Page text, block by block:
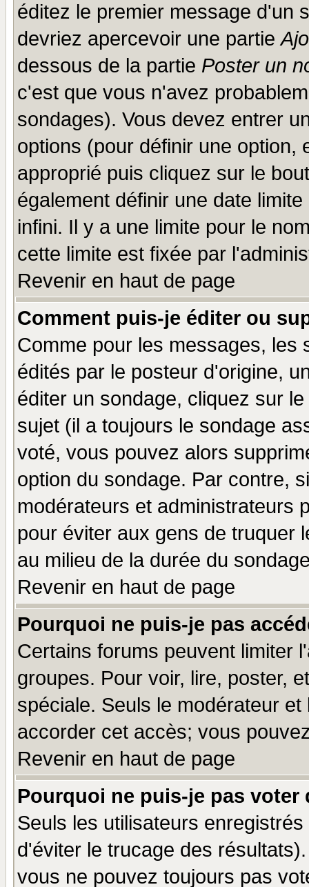
éditez le premier message d'un
devriez apercevoir une partie
dessous de la partie Poster un
c'est que vous n'avez
sondages). Vous devez entrer
options (pour définir une option,
approprié puis cliquez sur le
également définir une date
infini. Il y a une limite pour le
cette limite est fixée par
Revenir en haut de page
Comment puis-je éditer ou
Comme pour les messages, les
édités par le posteur d'origine,
éditer un sondage, cliquez sur
sujet (il a toujours le sondage
voté, vous pouvez alors
option du sondage. Par contre,
modérateurs et administrateurs
pour éviter aux gens de truquer
au milieu de la durée du
Revenir en haut de page
Pourquoi ne puis-je pas
Certains forums peuvent limiter
groupes. Pour voir, lire, poster,
spéciale. Seuls le modérateur
accorder cet accès; vous
Revenir en haut de page
Pourquoi ne puis-je pas voter
Seuls les utilisateurs
d'éviter le trucage des
vous ne pouvez toujours pas